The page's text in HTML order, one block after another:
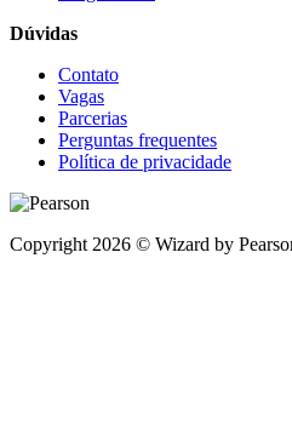
Dúvidas
Contato
Vagas
Parcerias
Perguntas frequentes
Política de privacidade
Copyright 2026 © Wizard by